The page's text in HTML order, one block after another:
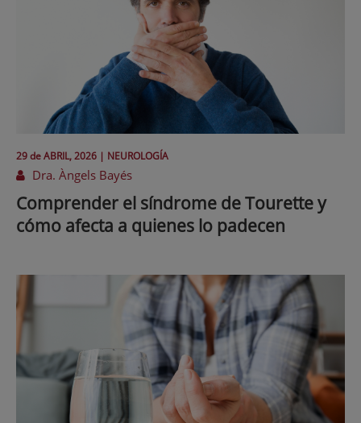
29 deABRIL, 2026 | NEUROLOGÍA
Dra. Àngels Bayés
Comprender el síndrome de Tourette y
cómo afecta a quienes lo padecen